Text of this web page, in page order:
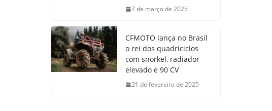
7 de março de 2025
CFMOTO lança no Brasil
o rei dos quadriciclos
com snorkel, radiador
elevado e 90 CV
21 de fevereiro de 2025